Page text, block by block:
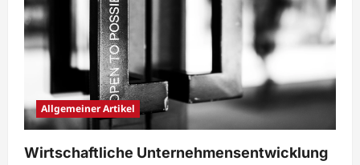
Allgemeiner Artikel
Wirtschaftliche Unternehmensentwicklung